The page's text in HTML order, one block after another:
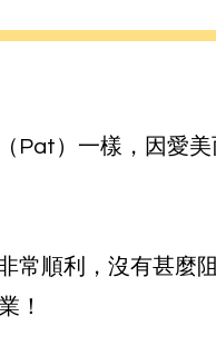
Pat）一樣，因愛
常順利，沒有甚麼
！